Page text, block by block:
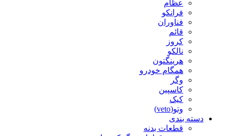
عظام
فرانکو
فناوران
قائم
کروز
نالکو
هرینگتون
همگام خودرو
وگر
کاسپین
کیک
وتو(veto)
دسته بندی
قطعات بدنه